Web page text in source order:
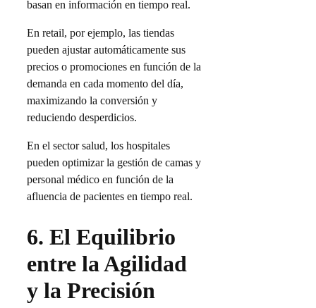
basan en información en tiempo real.
En retail, por ejemplo, las tiendas
pueden ajustar automáticamente sus
precios o promociones en función de la
demanda en cada momento del día,
maximizando la conversión y
reduciendo desperdicios.
En el sector salud, los hospitales
pueden optimizar la gestión de camas y
personal médico en función de la
afluencia de pacientes en tiempo real.
6. El Equilibrio
entre la Agilidad
y la Precisión